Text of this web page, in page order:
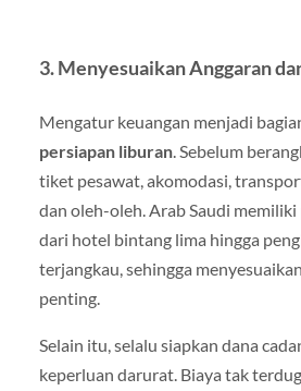
3. Menyesuaikan Anggaran
Mengatur keuangan menjadi
persiapan liburan. Sebelum
tiket pesawat, akomodasi,
dan oleh-oleh. Arab Saudi
dari hotel bintang lima hingga
terjangkau, sehingga
penting.
Selain itu, selalu siapkan dana
keperluan darurat. Biaya tak